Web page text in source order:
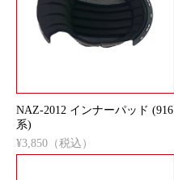
NAZ-2012 インナーパッド (916
系)
¥3,850（税込）